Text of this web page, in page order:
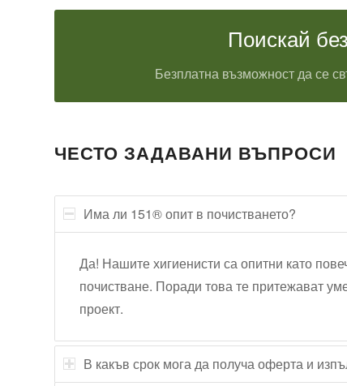
Поискай
Безплатна възможност да се
ЧЕСТО ЗАДАВАНИ ВЪПРОСИ
Има ли 151® опит в почистването?
Да! Нашите хигиенисти са опитни като
почистване. Поради това те притежават
проект.
В какъв срок мога да получа оферта и